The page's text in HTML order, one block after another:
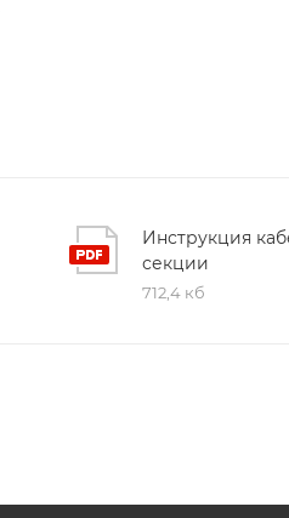
Инструкция
секции
712,4 кб